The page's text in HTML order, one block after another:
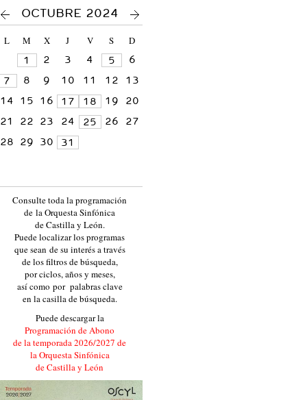
>
OCTUBRE 2024
L M X J V S
D
1
2 3 4 5
6
7
8 9 10 11 12
13
14
15 16 17 18 19
20
21
22 23 24 25 26
27
28
29 30 31
Consulte toda la programación
de la Orquesta Sinfónica
de Castilla y León.
Puede localizar los programas
que sean de su interés a través
de los filtros de búsqueda,
por ciclos, años y meses,
así como por palabras clave
en la casilla de búsqueda.
Puede descargar la
Programación de Abono
de la temporada 2026/2027 de
la Orquesta Sinfónica
de Castilla y León